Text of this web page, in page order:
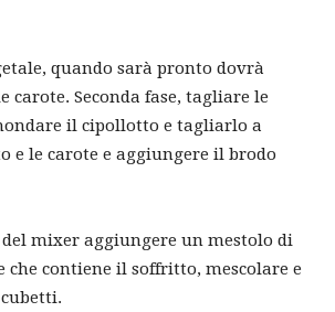
quando sarà pronto dovrà
Seconda fase, tagliare le
il cipollotto e tagliarlo a
le carote e aggiungere il brodo
mixer aggiungere un mestolo di
contiene il soffritto, mescolare e